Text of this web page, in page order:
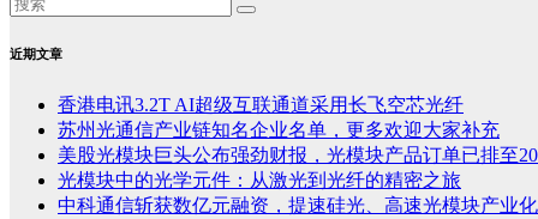
近期文章
香港电讯3.2T AI超级互联通道采用长飞空芯光纤
苏州光通信产业链知名企业名单，更多欢迎大家补充
美股光模块巨头公布强劲财报，光模块产品订单已排至
光模块中的光学元件：从激光到光纤的精密之旅
中科通信斩获数亿元融资，提速硅光、高速光模块产业化